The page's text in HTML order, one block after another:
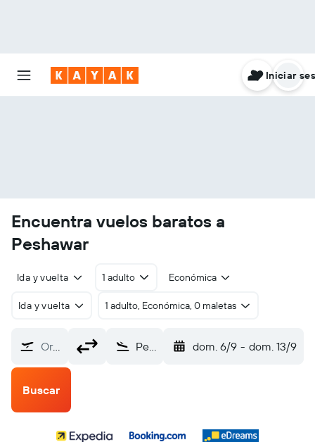
Iniciar
Encuentra vuelos baratos a
Peshawar
Ida y vuelta 1 adulto Económica
Ida y vuelta 1 adulto, Económica, 0 maletas
Origen Peshawar (PEW) dom. 6/9 - dom. 13/9
Buscar